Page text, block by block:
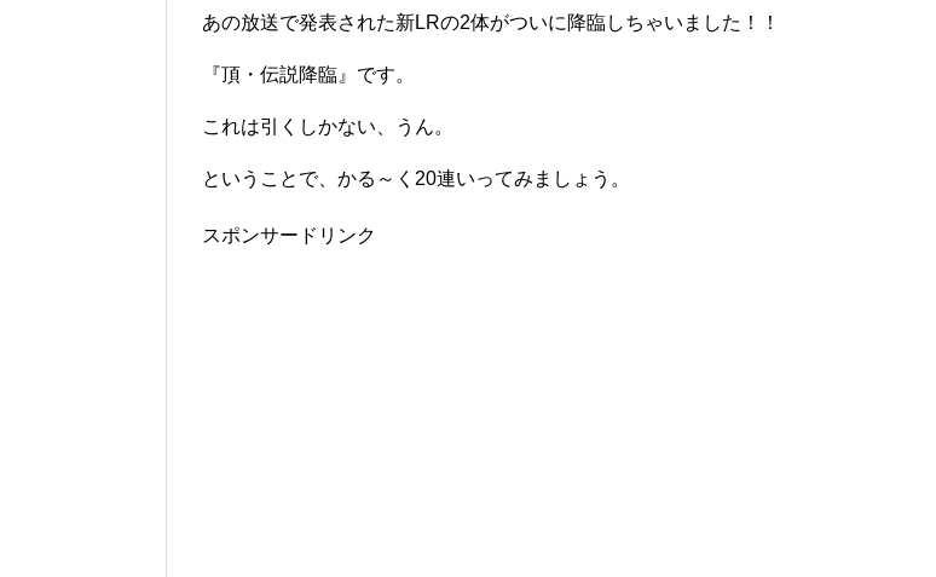
あの放送で発表された新LRの2体がついに降臨しちゃいました！！
『頂・伝説降臨』です。
これは引くしかない、うん。
ということで、かる～く20連いってみましょう。
スポンサードリンク